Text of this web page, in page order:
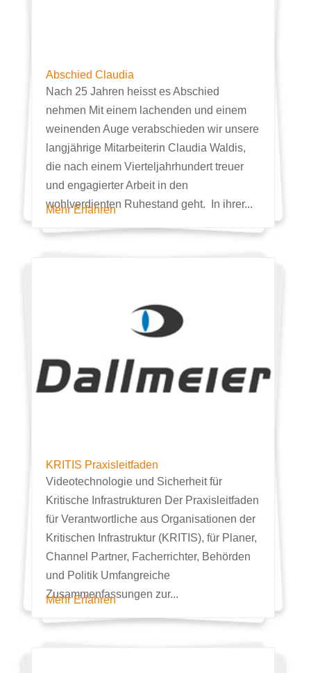
Abschied Claudia
Nach 25 Jahren heisst es Abschied
nehmen Mit einem lachenden und einem
weinenden Auge verabschieden wir unsere
langjährige Mitarbeiterin Claudia Waldis,
die nach einem Vierteljahrhundert treuer
und engagierter Arbeit in den
wohlverdienten Ruhestand geht. In ihrer...
Mehr Erfahren
KRITIS Praxisleitfaden
Videotechnologie und Sicherheit für
Kritische Infrastrukturen Der Praxisleitfaden
für Verantwortliche aus Organisationen der
Kritischen Infrastruktur (KRITIS), für Planer,
Channel Partner, Facherrichter, Behörden
und Politik Umfangreiche
Zusammenfassungen zur...
Mehr Erfahren